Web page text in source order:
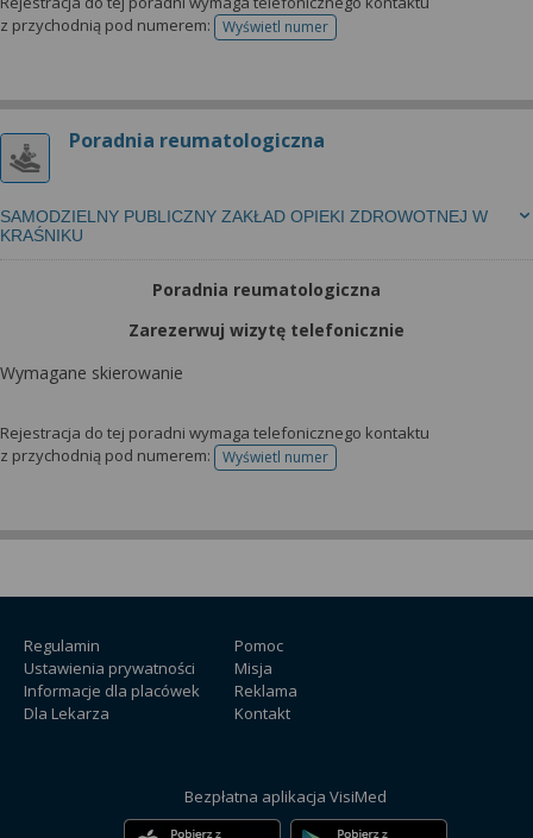
z przychodnią pod numerem:
Wyświetl numertelefonu do rejestracji
Poradnia reumatologiczna
SAMODZIELNY PUBLICZNY ZAKŁAD OPIEKI ZDROWOTNEJ W
KRAŚNIKU
Poradnia reumatologiczna
Zarezerwuj wizytę telefonicznie
Wymagane skierowanie
Rejestracja do tej poradni wymaga telefonicznego kontaktu
z przychodnią pod numerem:
Wyświetl numertelefonu do rejestracji
Regulamin
Ustawienia prywatności
Informacje dla placówek
Dla Lekarza
Pomoc
Misja
Reklama
Kontakt
Bezpłatna aplikacja VisiMed